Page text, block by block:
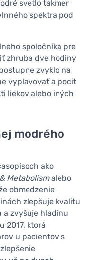
svetlo takmer
spektra pod
spoločníka pre
zhruba dve hodiny
zvyklo na
vyplavovať a pocit
liekov alebo iných
modrého
ako
Metabolismalebo
obmedzenie
zlepšuje kvalitu
a zvyšuje hladinu
2017, ktorá
u pacientov s